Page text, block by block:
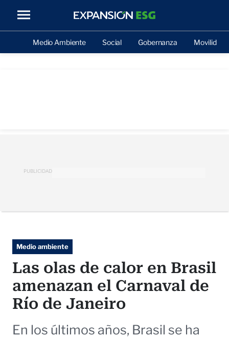
Medio Ambiente Social Gobernanza Movilidad
PUBLICIDAD
Medio ambiente
Las olas de calor en Brasil
amenazan el Carnaval de
Río de Janeiro
En los últimos años, Brasil se ha